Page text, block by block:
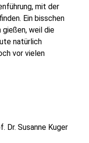
mit der
Ein bisschen
gießen, weil die
natürlich
vor vielen
Dr. Susanne Kuger